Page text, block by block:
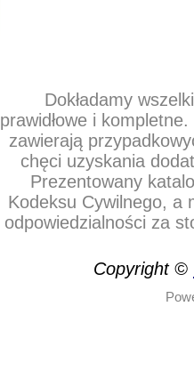
Dokładamy
prawidłowe i
zawierają
chęci uzyskania
Prezentowany
Kodeksu Cywilnego, a
odpowiedzialności za
Copyright ©